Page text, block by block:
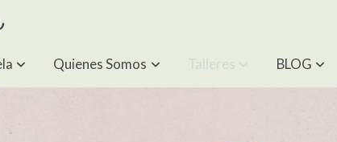
Quienes Somos Talleres BLOG